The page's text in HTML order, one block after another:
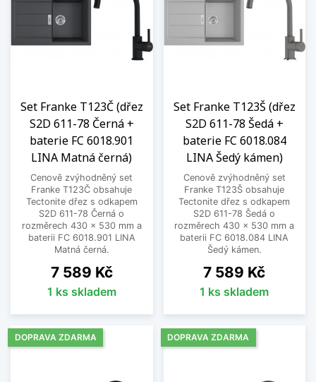
Set Franke T123Č (dřez
S2D 611-78 Černá +
baterie FC 6018.901
LINA Matná černá)
Cenově zvýhodněný set
Franke T123Č obsahuje
Tectonite dřez s odkapem
S2D 611-78 Černá o
rozměrech 430 x 530 mm a
baterii FC 6018.901 LINA
Matná černá.
Cena
7 589 Kč
1 ks skladem
Set Franke T123Š (dřez
S2D 611-78 Šedá +
baterie FC 6018.084
LINA Šedý kámen)
Cenově zvýhodněný set
Franke T123Š obsahuje
Tectonite dřez s odkapem
S2D 611-78 Šedá o
rozměrech 430 x 530 mm a
baterii FC 6018.084 LINA
Šedý kámen.
Cena
7 589 Kč
1 ks skladem
DOPRAVA ZDARMA DOPRAVA ZDARMA